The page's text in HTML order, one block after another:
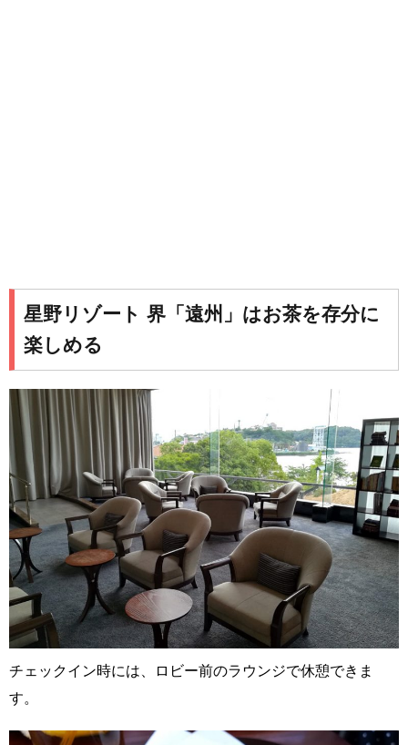
星野リゾート 界「遠州」はお茶を存分に
楽しめる
チェックイン時には、ロビー前のラウンジで休憩できま
す。